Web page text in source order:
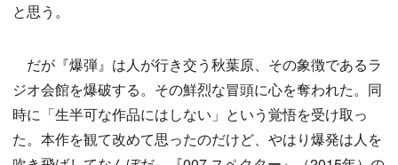
と思う。
だが『爆弾』は人が行き交う秋葉原、その象徴であるラ
ジオ会館を爆破する。その鮮烈な冒頭に心を奪われた。同
時に「生半可な作品にはしない」という覚悟を受け取っ
た。本作を観て改めて思ったのだけど、やはり爆発は人を